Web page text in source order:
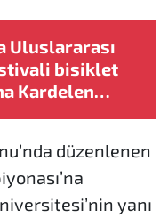
Uluslararası
bisiklet
Kardelen
düzenlenen
yanı